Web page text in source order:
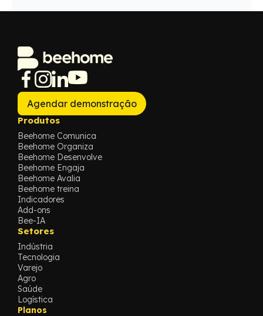
Agendar demonstração
Produtos
Beehome Comunica
Beehome Organiza
Beehome Desenvolve
Beehome Engaja
Beehome Avalia
Beehome treina
Indicadores
Add-ons
Bee-IA
Setores
Indústria
Tecnologia
Varejo
Agro
Saúde
Logística
Planos